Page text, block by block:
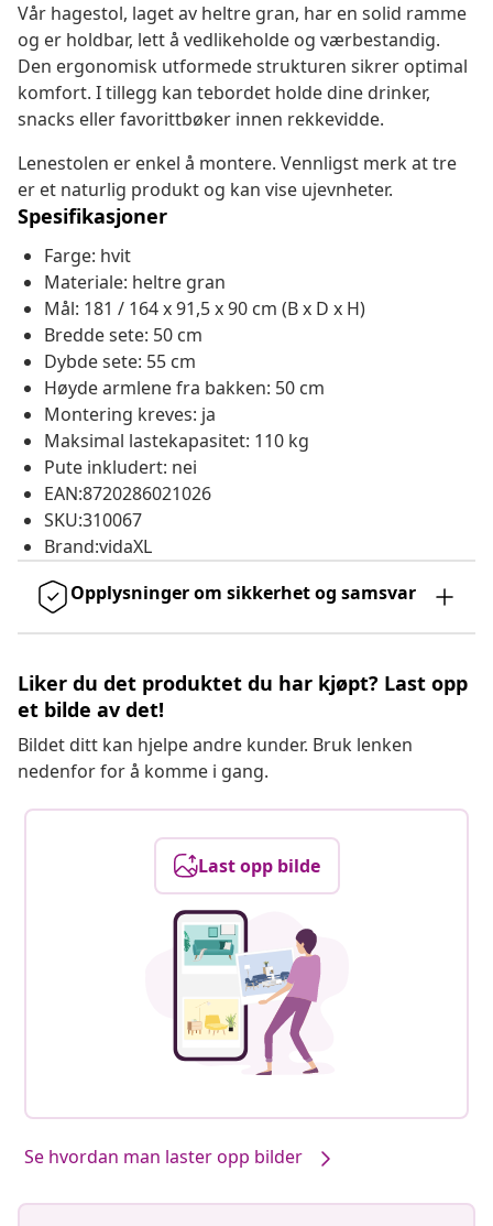
Vår hagestol, laget av heltre gran, har en solid ramme
og er holdbar, lett å vedlikeholde og værbestandig.
Den ergonomisk utformede strukturen sikrer optimal
komfort. I tillegg kan tebordet holde dine drinker,
snacks eller favorittbøker innen rekkevidde.
Lenestolen er enkel å montere. Vennligst merk at tre
er et naturlig produkt og kan vise ujevnheter.
Spesifikasjoner
Farge: hvit
Materiale: heltre gran
Mål: 181 / 164 x 91,5 x 90 cm (B x D x H)
Bredde sete: 50 cm
Dybde sete: 55 cm
Høyde armlene fra bakken: 50 cm
Montering kreves: ja
Maksimal lastekapasitet: 110 kg
Pute inkludert: nei
EAN:8720286021026
SKU:310067
Brand:vidaXL
Opplysninger om sikkerhet og samsvar
Liker du det produktet du har kjøpt? Last opp
et bilde av det!
Bildet ditt kan hjelpe andre kunder. Bruk lenken
nedenfor for å komme i gang.
Last opp bilde
Se hvordan man laster opp bilder